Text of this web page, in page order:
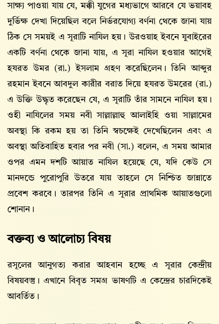
সাক্ষ্য পাওয়া যায় যে, মক্কী যুগের মধ্যভাগে আরবে যে ভয়াবহ
দুর্ভিক্ষ দেখা দিয়েছিল বলে নির্ভরযোগ্য বর্ণনা থেকে জানা যায়
ঠিক সে সময়ই এ সূরাটি নাযিল হয়। উরওয়াহ ইবনে যুবাইরের
একটি বর্ণনা থেকে জানা যায়, এ সূরা নাযিল হওয়ার আগেই
হযরত উমর (রা.) ইসলাম গ্রহণ করেছিলেন। তিনি আব্দুর
রহমান ইবনে আবদুল কারীর বরাত দিয়ে হযরত উমরের (রা.)
এ উক্তি উদ্ধৃত করেছেন যে, এ সূরাটি তাঁর সামনে নাযিল হয়।
ওহী নাযিলের সময় নবী সাল্লাল্লাহু আলাইহি ওয়া সাল্লামের
অবস্থা কি রকম হয় তা তিনি স্বচক্ষেই দেখেছিলেন এবং এ
অবস্থা অতিবাহিত হবার পর নবী (সা.) বলেন, এ সময় আমার
ওপর এমন দশটি আয়াত নাযিল হয়েছে যে, যদি কেউ সে
মানদন্ডে পুরোপুরি উতরে যায় তাহলে সে নিশ্চিত জান্নাতে
প্রবেশ করবে। তারপর তিনি এ সূরার প্রাথমিক আয়াতগুলো
শোনান।
বক্তব্য ও আলোচ্য বিষয়
রসূলের আনুগত্য করার আহবান হচ্ছে এ সূরার কেন্দ্রীয়
বিষয়বস্তু। এখানে বিবৃত সমগ্র ভাষণটি এ কেন্দ্রের চারদিকেই
আবর্তিত।